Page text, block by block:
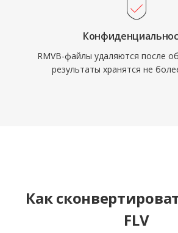
RMVB-файлы удаляются после
результаты хранятся не
Как
FLV